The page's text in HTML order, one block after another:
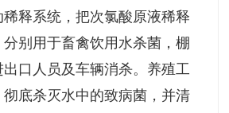
释系统，把次氯酸原液稀释
别用于畜禽饮用水杀菌，棚
口人员及车辆消杀。养殖工
底杀灭水中的致病菌，并清